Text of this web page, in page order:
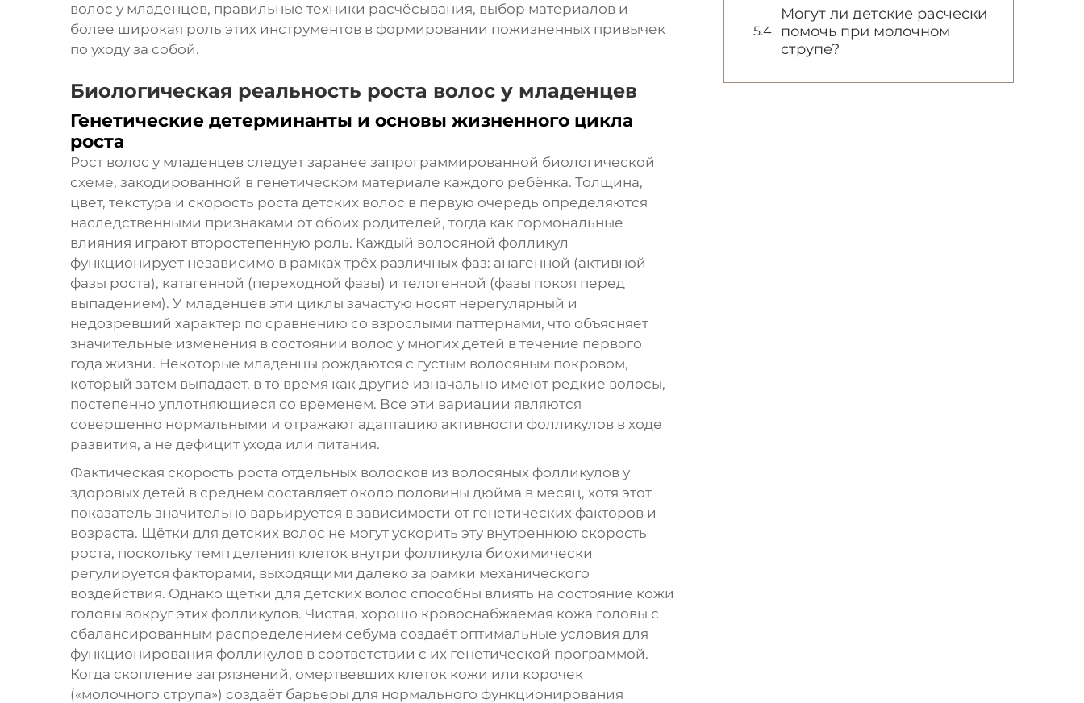
волос у младенцев, правильные техники расчёсывания, выбор материалов и
более широкая роль этих инструментов в формировании пожизненных привычек
по уходу за собой.
Биологическая реальность роста волос у младенцев
Генетические детерминанты и основы жизненного цикла
роста
Рост волос у младенцев следует заранее запрограммированной биологической
схеме, закодированной в генетическом материале каждого ребёнка. Толщина,
цвет, текстура и скорость роста детских волос в первую очередь определяются
наследственными признаками от обоих родителей, тогда как гормональные
влияния играют второстепенную роль. Каждый волосяной фолликул
функционирует независимо в рамках трёх различных фаз: анагенной (активной
фазы роста), катагенной (переходной фазы) и телогенной (фазы покоя перед
выпадением). У младенцев эти циклы зачастую носят нерегулярный и
недозревший характер по сравнению со взрослыми паттернами, что объясняет
значительные изменения в состоянии волос у многих детей в течение первого
года жизни. Некоторые младенцы рождаются с густым волосяным покровом,
который затем выпадает, в то время как другие изначально имеют редкие волосы,
постепенно уплотняющиеся со временем. Все эти вариации являются
совершенно нормальными и отражают адаптацию активности фолликулов в ходе
развития, а не дефицит ухода или питания.
Фактическая скорость роста отдельных волосков из волосяных фолликулов у
здоровых детей в среднем составляет около половины дюйма в месяц, хотя этот
показатель значительно варьируется в зависимости от генетических факторов и
возраста. Щётки для детских волос не могут ускорить эту внутреннюю скорость
роста, поскольку темп деления клеток внутри фолликула биохимически
регулируется факторами, выходящими далеко за рамки механического
воздействия. Однако щётки для детских волос способны влиять на состояние кожи
головы вокруг этих фолликулов. Чистая, хорошо кровоснабжаемая кожа головы с
сбалансированным распределением себума создаёт оптимальные условия для
функционирования фолликулов в соответствии с их генетической программой.
Когда скопление загрязнений, омертвевших клеток кожи или корочек
(«молочного струпа») создаёт барьеры для нормального функционирования
Могут ли детские расчески
помочь при молочном
струпе?